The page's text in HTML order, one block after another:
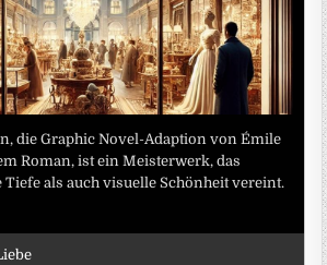
die Graphic Novel-Adaption von Émile
Roman, ist ein Meisterwerk, das
als auch visuelle Schönheit vereint.